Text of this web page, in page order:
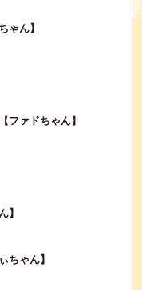
ゃん】
ファドちゃん】
】
ちゃん】